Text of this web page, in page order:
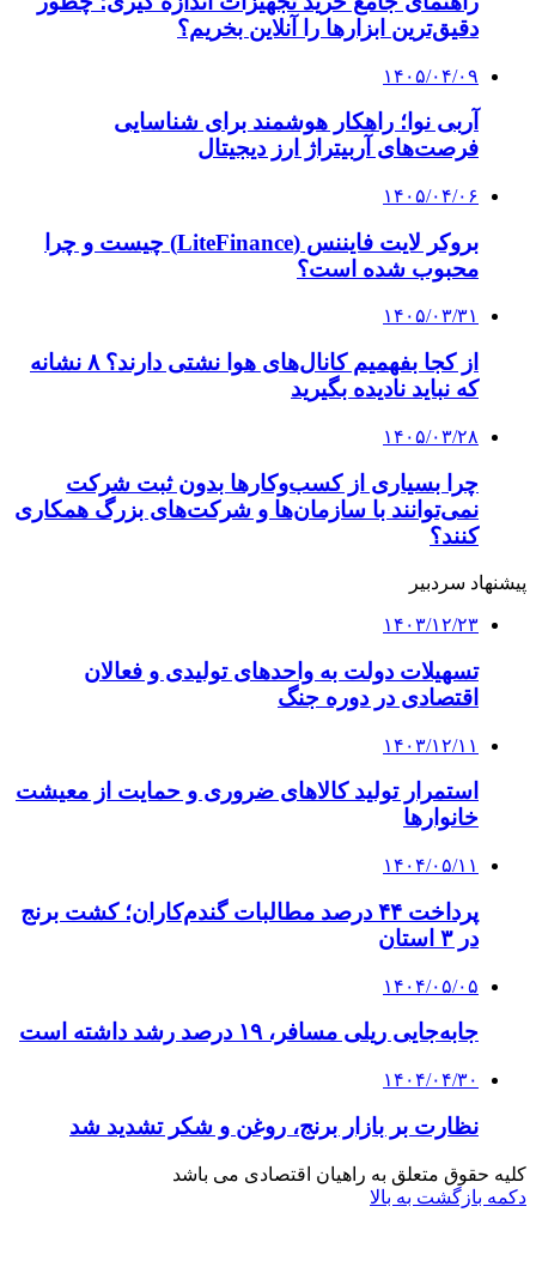
جابه‌جایی ریلی مسافر، ۱۹ درصد رشد داشته است
۱۴۰۴/۰۴/۳۰
نظارت بر بازار برنج، روغن و شکر تشدید شد
کلیه حقوق متعلق به راهیان اقتصادی می باشد
دکمه بازگشت به بالا